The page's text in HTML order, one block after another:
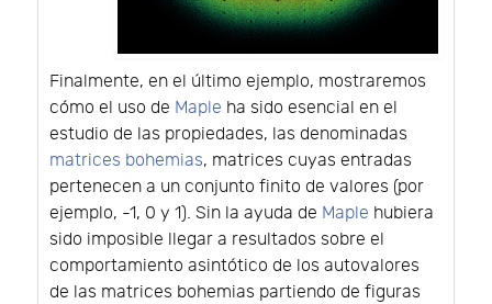
Finalmente, en el último ejemplo, mostraremos
cómo el uso de Maple ha sido esencial en el
estudio de las propiedades, las denominadas
matrices bohemias, matrices cuyas entradas
pertenecen a un conjunto finito de valores (por
ejemplo, -1, 0 y 1). Sin la ayuda de Maple hubiera
sido imposible llegar a resultados sobre el
comportamiento asintótico de los autovalores
de las matrices bohemias partiendo de figuras